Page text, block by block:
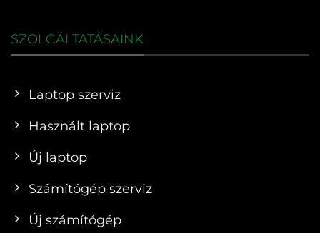
SZOLGÁLTATÁSAINK
Laptop szerviz
Használt laptop
Új laptop
Számítógép szerviz
Új számítógép